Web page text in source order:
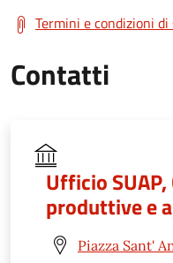
Termini e condizioni
Contatti
Ufficio
produttive e
Piazza Sant'